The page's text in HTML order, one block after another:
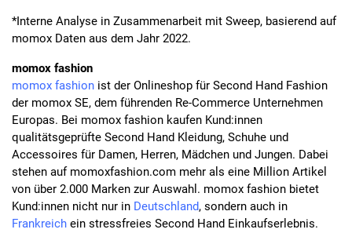
*Interne Analyse in Zusammenarbeit mit Sweep, basierend auf
momox Daten aus dem Jahr 2022.
momox fashion
momox fashion ist der Onlineshop für Second Hand Fashion
der momox SE, dem führenden Re-Commerce Unternehmen
Europas. Bei momox fashion kaufen Kund:innen
qualitätsgeprüfte Second Hand Kleidung, Schuhe und
Accessoires für Damen, Herren, Mädchen und Jungen. Dabei
stehen auf momoxfashion.com mehr als eine Million Artikel
von über 2.000 Marken zur Auswahl. momox fashion bietet
Kund:innen nicht nur in Deutschland, sondern auch in
Frankreich ein stressfreies Second Hand Einkaufserlebnis.